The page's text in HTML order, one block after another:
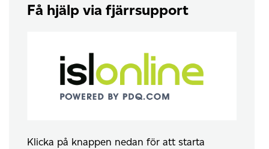
Få hjälp via fjärrsupport
Klicka på knappen nedan för att starta